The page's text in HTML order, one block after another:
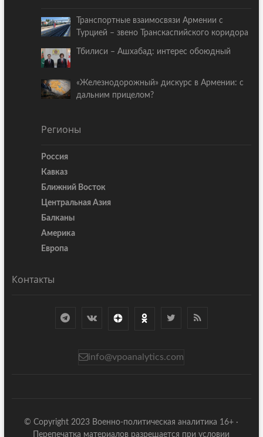
Транспортные взаимосвязи Армении с
Турцией – звено Транскаспийского коридора
Тбилиси – Ашхабад: интерес обоюдный
«Железнодорожный» дискурс в Армении: с
дальним прицелом?
Регионы
Россия
Кавказ
Ближний Восток
Центральная Азия
Балканы
Америка
Европа
Контакты
info@vpoanalytics.com
© Copyright 2023 Военно-политическая аналитика 16+ ·
Перепечатка материалов разрешается при условии